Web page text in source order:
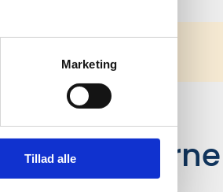
Marketing
Tillad alle